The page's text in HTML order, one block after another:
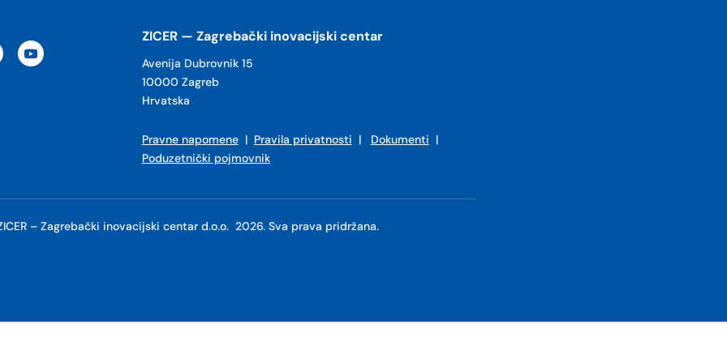
ZICER — Zagrebački inovacijski centar
Avenija Dubrovnik 15
10000 Zagreb
Hrvatska
Pravne napomene| Pravila privatnosti | Dokumenti |
Poduzetnički pojmovnik
– Zagrebački inovacijski centar d.o.o. 2026. Sva prava pridržana.